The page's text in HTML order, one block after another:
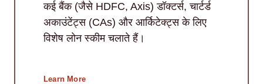
कई बैंक (जैसे HDFC, Axis) डॉक्टर्स, चार्टर्ड
अकाउंटेंट्स (CAs) और आर्किटेक्ट्स के लिए
विशेष लोन स्कीम चलाते हैं।
Learn More